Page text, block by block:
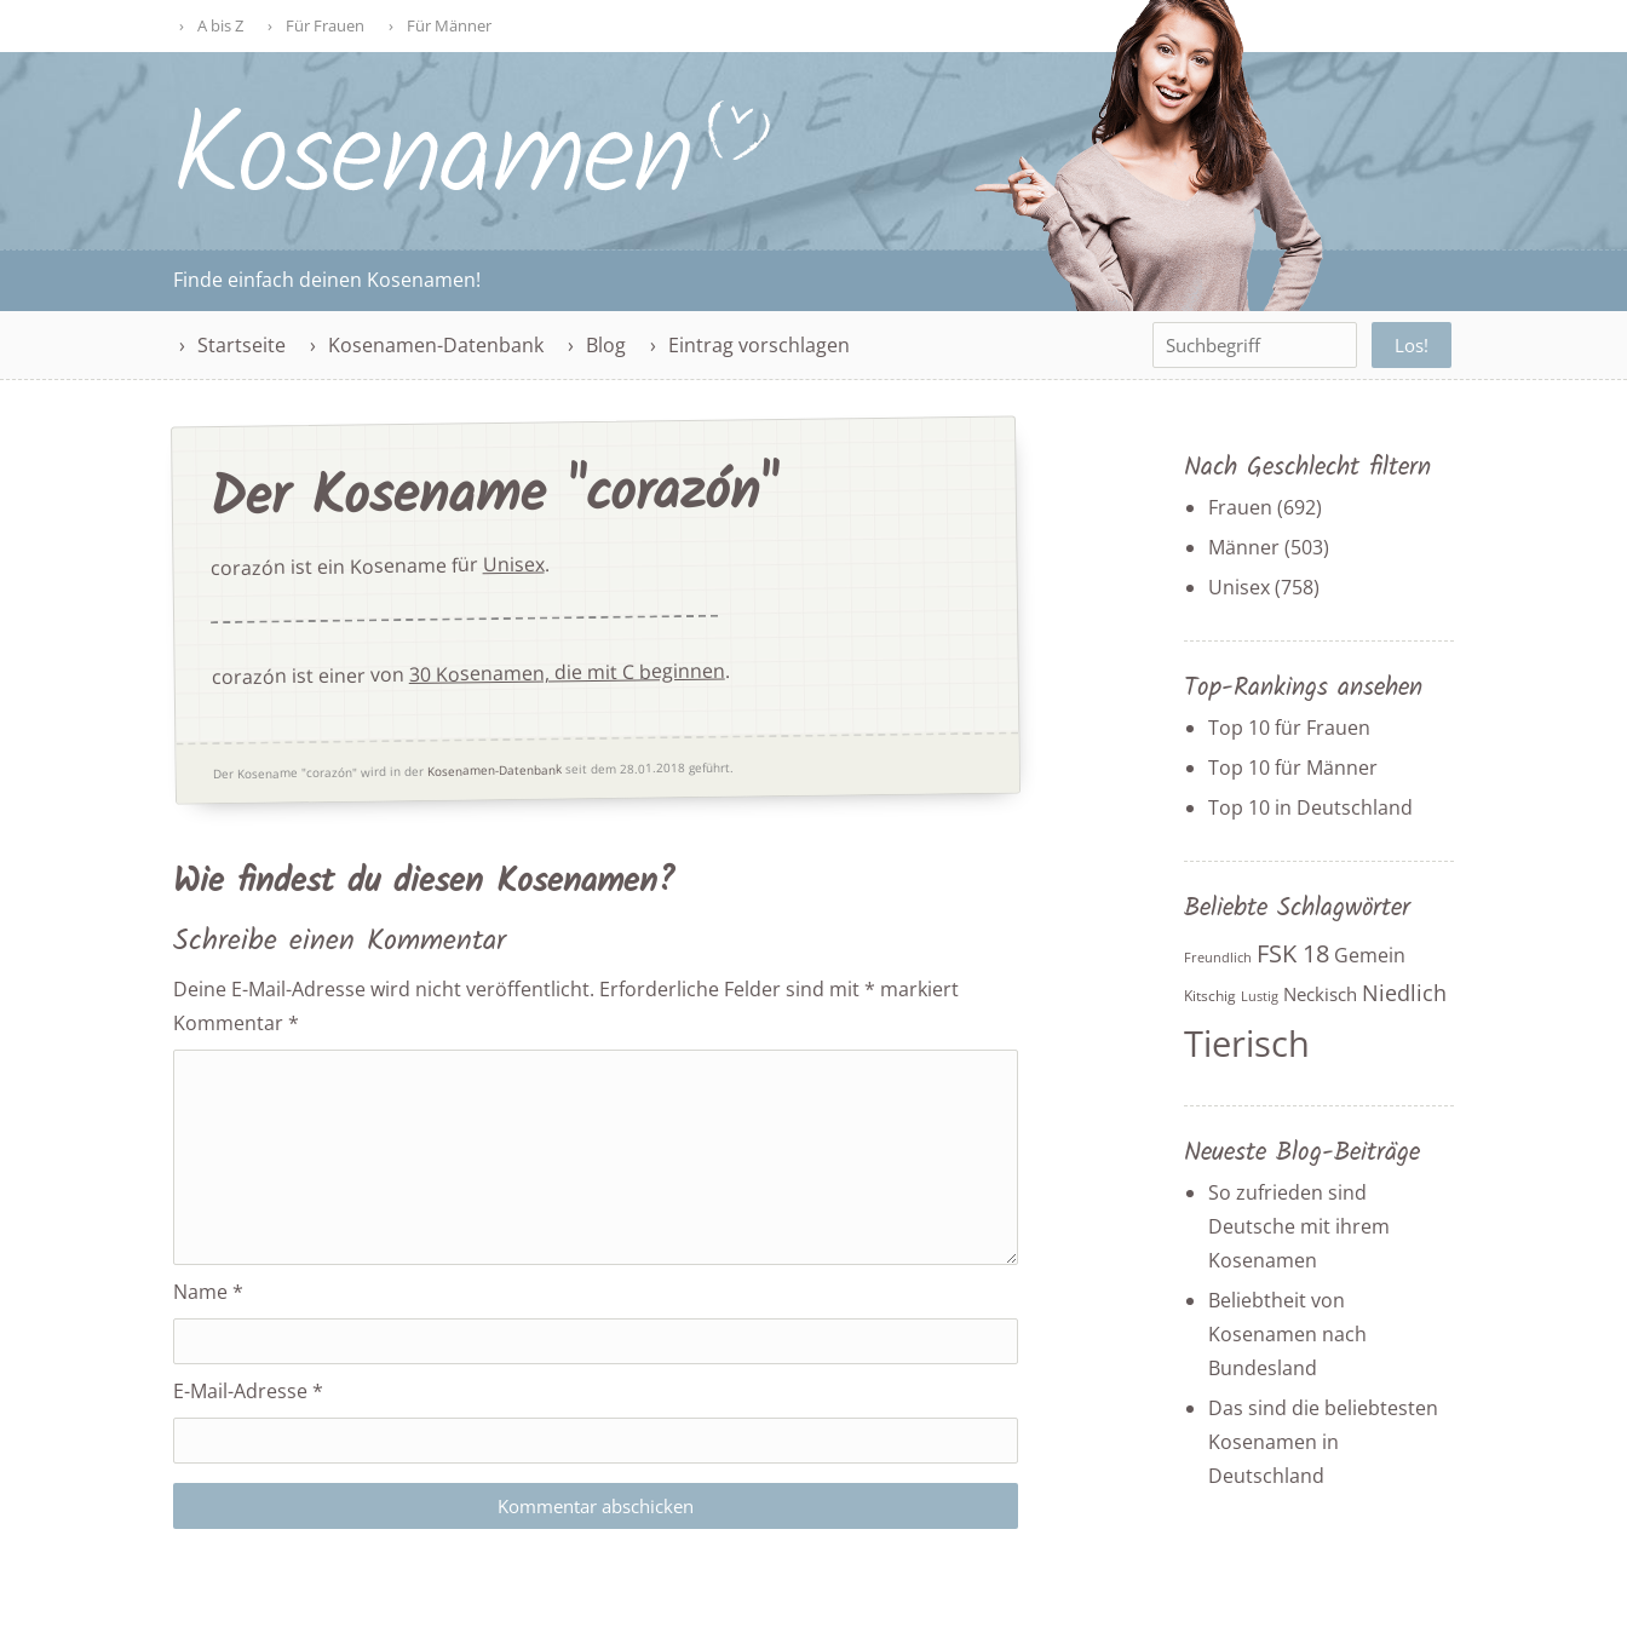
A bis Z Für Frauen Für Männer
Finde einfach deinen Kosenamen!
Startseite Kosenamen-Datenbank Blog Eintrag vorschlagen
Der Kosename "corazón"
corazón ist ein Kosename fürUnisex.
corazón ist einer von30 Kosenamen, die mit C beginnen.
Der Kosename "corazón" wird in der Kosenamen-Datenbankseit dem 28.01.2018 geführt.
Wie findest du diesen Kosenamen?
Schreibe einen Kommentar
Deine E-Mail-Adresse wird nicht veröffentlicht. Erforderliche Felder sind mit * markiert
Kommentar *
Name *
E-Mail-Adresse *
Nach Geschlecht filtern
Frauen (692)
Männer(503)
Unisex(758)
Top-Rankings ansehen
Top 10 für Frauen
Top 10 für Männer
Top 10 in Deutschland
Beliebte Schlagwörter
Freundlich FSK 18 Gemein
Kitschig Lustig Neckisch Niedlich
Tierisch
Neueste Blog-Beiträge
So zufrieden sind
Deutsche mit ihrem
Kosenamen
Beliebtheit von
Kosenamen nach
Bundesland
Das sind die beliebtesten
Kosenamen in
Deutschland